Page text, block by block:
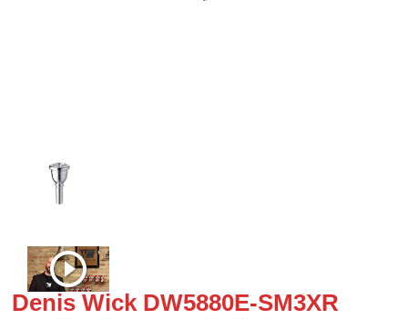
Denis Wick DW5880E-SM3XR